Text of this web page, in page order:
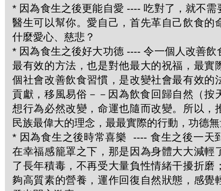
* 因為食生之後更能自愛 ---- 吃對了，就不需
醫生可以幫你。愛自己，首先革自己飲食的
什麼愛心、慈悲？
* 因為食生之後好大功德 ---- 令一個人改善飲
最有效的方法，也是對他最大的祝福，最實
個社會改善飲食習慣，是改變社會最有效的
貢獻，移風易俗－－因為飲食回歸自然（按
想行為必然改變，命運也隨而改變。所以，
民族最偉大的理念，最最實際的行動，功德
* 因為食生之後時常喜樂 ---- 食生之後一天
在幸福感籠罩之下，那是因為身體大大減輕
了長年積毒，不再受大量負性情緒干擾折磨
夠高質素的營養，運作回復自然狀態，感覺